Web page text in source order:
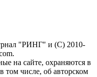
"РИНГ" и (С) 2010-
на сайте, охраняются в
том числе, об авторском